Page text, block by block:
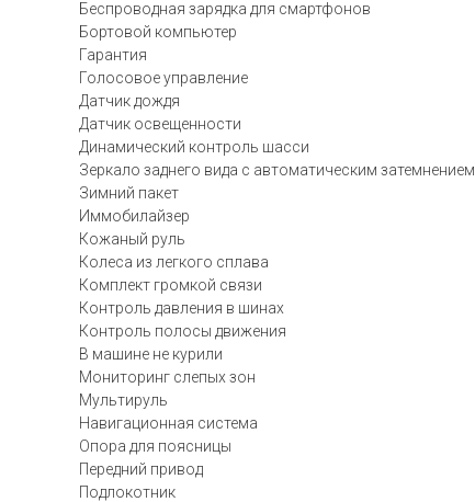
Беспроводная зарядка для смартфонов
Бортовой компьютер
Гарантия
Голосовое управление
Датчик дождя
Датчик освещенности
Динамический контроль шасси
Зеркало заднего вида с автоматическим затемнением
Зимний пакет
Иммобилайзер
Кожаный руль
Колеса из легкого сплава
Комплект громкой связи
Контроль давления в шинах
Контроль полосы движения
В машине не курили
Мониторинг слепых зон
Мультируль
Навигационная система
Опора для поясницы
Передний привод
Подлокотник